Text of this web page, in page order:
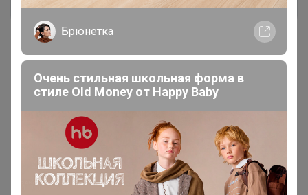
Реклама
Как здесь все устроено?
Как сделать заказ?
Брюнетка
Очень стильная школьная форма в
стиле Old Money от Нappy Вaby